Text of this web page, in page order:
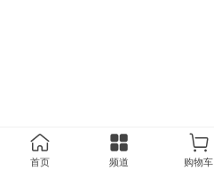
首页 频道 购物车